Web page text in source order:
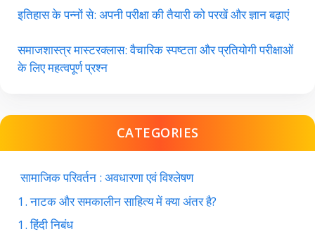
इतिहास के पन्नों से: अपनी परीक्षा की तैयारी को परखें और ज्ञान बढ़ाएं
समाजशास्त्र मास्टरक्लास: वैचारिक स्पष्टता और प्रतियोगी परीक्षाओं
के लिए महत्वपूर्ण प्रश्न
CATEGORIES
सामाजिक परिवर्तन : अवधारणा एवं विश्लेषण
1. नाटक और समकालीन साहित्य में क्या अंतर है?
1. हिंदी निबंध